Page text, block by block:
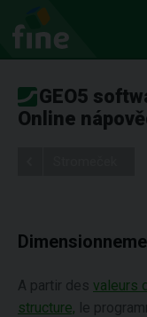
GEO5
Online
A partir des valeurs
structure, le